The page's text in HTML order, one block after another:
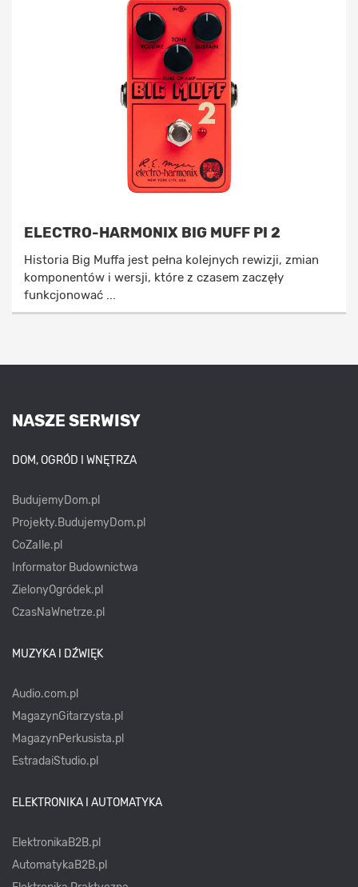
ELECTRO-HARMONIX BIG MUFF PI 2
Historia Big Muffa jest pełna kolejnych rewizji, zmian
komponentów i wersji, które z czasem zaczęły
funkcjonować ...
NASZE SERWISY
DOM, OGRÓD I WNĘTRZA
BudujemyDom.pl
Projekty.BudujemyDom.pl
CoZaIle.pl
Informator Budownictwa
ZielonyOgródek.pl
CzasNaWnetrze.pl
MUZYKA I DŹWIĘK
Audio.com.pl
MagazynGitarzysta.pl
MagazynPerkusista.pl
EstradaiStudio.pl
ELEKTRONIKA I AUTOMATYKA
ElektronikaB2B.pl
AutomatykaB2B.pl